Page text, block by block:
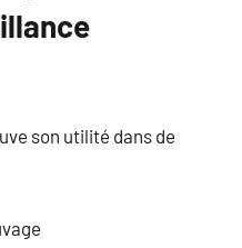
son utilité dans de